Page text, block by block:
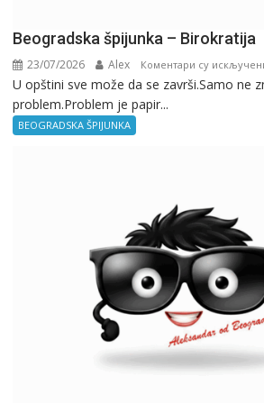
Beogradska špijunka – Birokratija
23/07/2026 Alex Коментари су
U opštini sve može da se završi.Samo ne
problem.Problem je papir...
BEOGRADSKA ŠPIJUNKA